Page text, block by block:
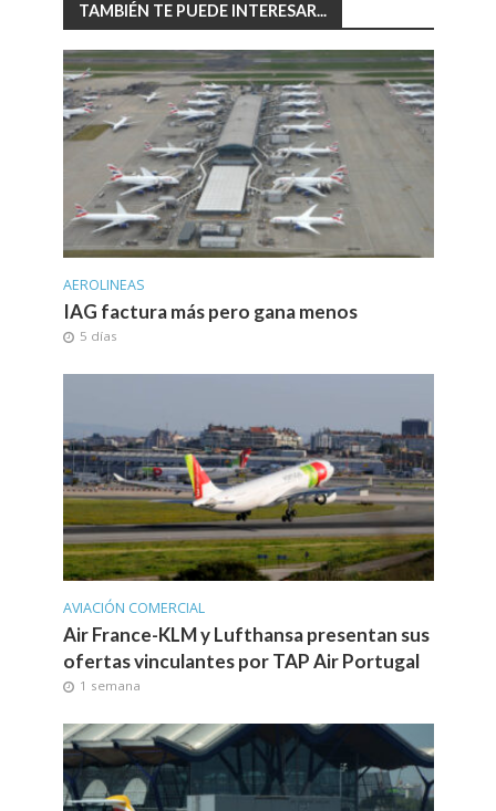
TAMBIÉN TE PUEDE INTERESAR...
AEROLINEAS
IAG factura más pero gana menos
5 días
AVIACIÓN COMERCIAL
Air France-KLM y Lufthansa presentan sus
ofertas vinculantes por TAP Air Portugal
1 semana